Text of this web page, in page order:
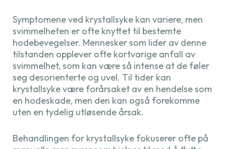
Symptomene ved krystallsyke kan variere, men
svimmelheten er ofte knyttet til bestemte
hodebevegelser. Mennesker som lider av denne
tilstanden opplever ofte kortvarige anfall av
svimmelhet, som kan være så intense at de føler
seg desorienterte og uvel. Til tider kan
krystallsyke være forårsaket av en hendelse som
en hodeskade, men den kan også forekomme
uten en tydelig utløsende årsak.
Behandlingen for krystallsyke fokuserer ofte på